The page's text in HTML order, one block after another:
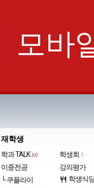
모바
재학생
학과 TALK 60
이중전공
└ 쿠플라이
학생회 1
강의평가
restaurant 학생식